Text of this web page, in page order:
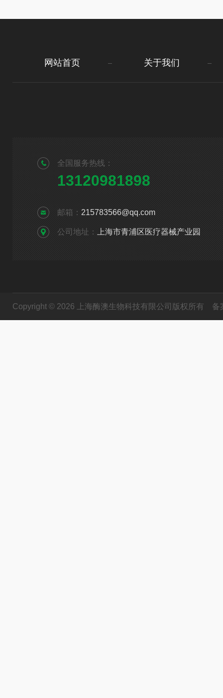
网站首页 关于我们
全国服务热线：
13120981898
邮箱： 215783566@qq.com
公司地址： 上海市青浦区医疗器械产业园
Copyright © 2026 上海酶澳生物科技有限公司版权所有 备